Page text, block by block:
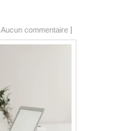
Aucun commentaire